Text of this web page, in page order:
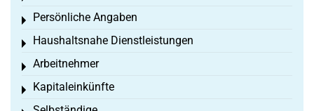
Persönliche Angaben
Toggle menu
Haushaltsnahe Dienstleistungen
Toggle menu
Arbeitnehmer
Toggle menu
Kapitaleinkünfte
Toggle menu